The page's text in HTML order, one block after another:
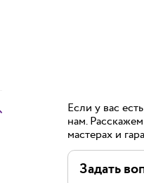
Если у вас
нам.
мастерах и
Задать